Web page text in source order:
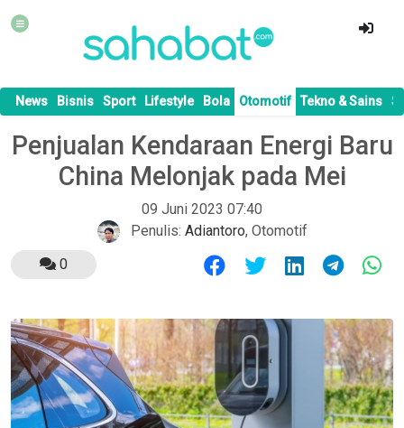
News Bisnis Sport Lifestyle Bola Otomotif Tekno & Sains
Penjualan Kendaraan Energi Baru
China Melonjak pada Mei
09 Juni 2023 07:40
Penulis: Adiantoro, Otomotif
0